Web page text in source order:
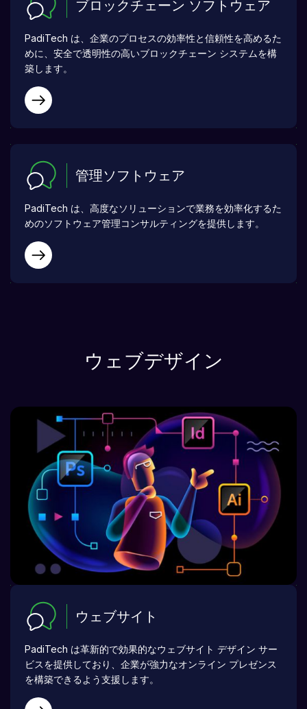
ブロックチェーン ソフトウェア
PadiTech は、企業のプロセスの効率性と信頼性を高めるた
めに、安全で透明性の高いブロックチェーン システムを構
築します。
管理ソフトウェア
PadiTech は、高度なソリューションで業務を効率化するた
めのソフトウェア管理コンサルティングを提供します。
ウェブデザイン
ウェブサイト
PadiTech は革新的で効果的なウェブサイト デザイン サー
ビスを提供しており、企業が強力なオンライン プレゼンス
を構築できるよう支援します。